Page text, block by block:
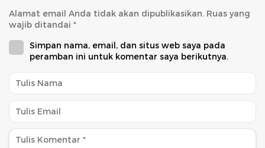
Alamat email Anda tidak akan dipublikasikan. Ruas yang
wajib ditandai *
Simpan nama, email, dan situs web saya pada
peramban ini untuk komentar saya berikutnya.